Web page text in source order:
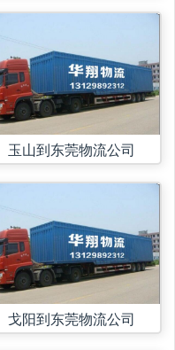
玉山到东莞物流公司
戈阳到东莞物流公司